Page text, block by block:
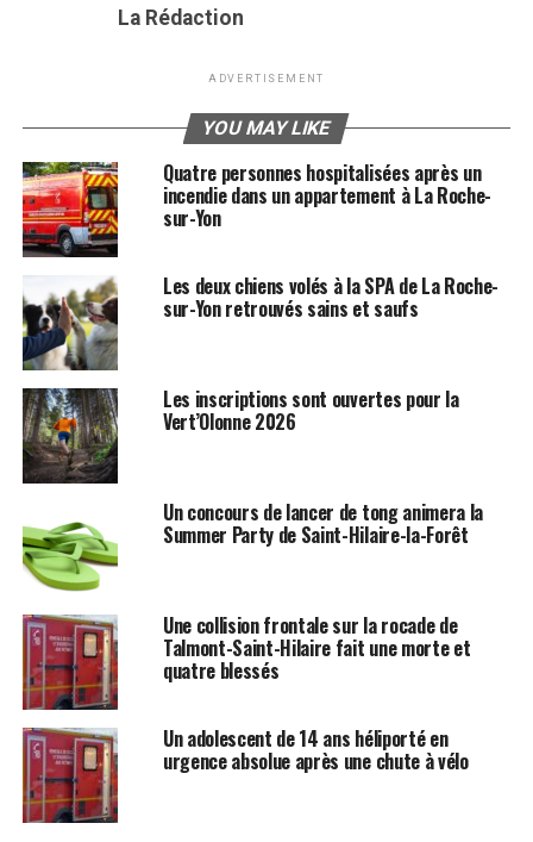
La Rédaction
ADVERTISEMENT
YOU MAY LIKE
Quatre personnes hospitalisées après un
incendie dans un appartement à La Roche-
sur-Yon
Les deux chiens volés à la SPA de La Roche-
sur-Yon retrouvés sains et saufs
Les inscriptions sont ouvertes pour la
Vert’Olonne 2026
Un concours de lancer de tong animera la
Summer Party de Saint-Hilaire-la-Forêt
Une collision frontale sur la rocade de
Talmont-Saint-Hilaire fait une morte et
quatre blessés
Un adolescent de 14 ans héliporté en
urgence absolue après une chute à vélo